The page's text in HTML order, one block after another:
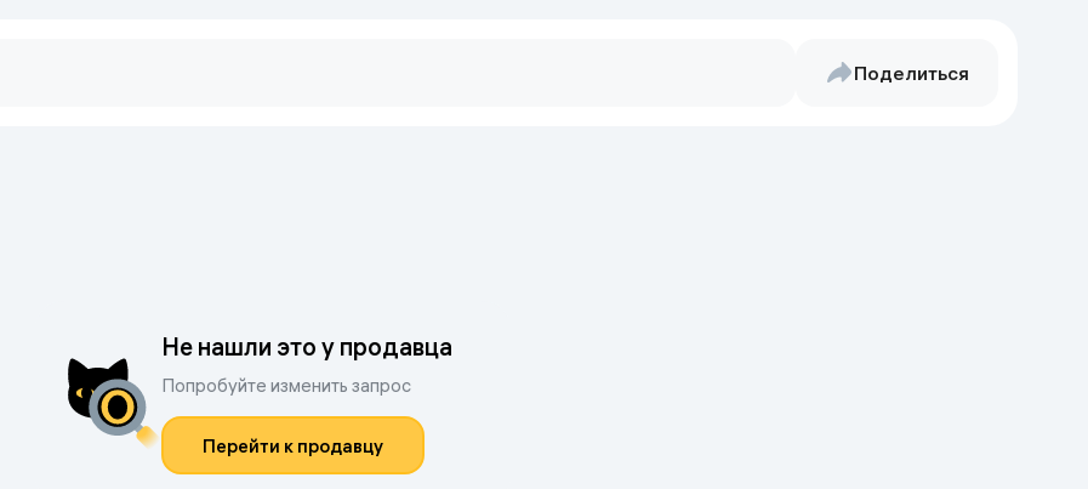
Поделиться
Не нашли это у продавца
Попробуйте изменить запрос
Перейти к продавцу